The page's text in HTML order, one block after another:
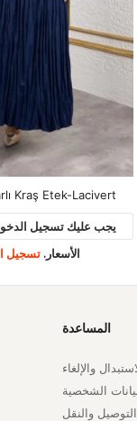
Kraş Etek-Lacivert
يجب عليك تسجيل
الأسعار. تسجيل
المساعدة
والإلغاء
الشخصية
التوصيل والنقل